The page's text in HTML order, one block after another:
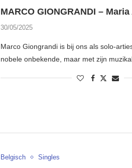
MARCO GIONGRANDI –
30/05/2025
Marco Giongrandi is bij ons als solo-
nobele onbekende, maar met zijn
Belgisch Singles